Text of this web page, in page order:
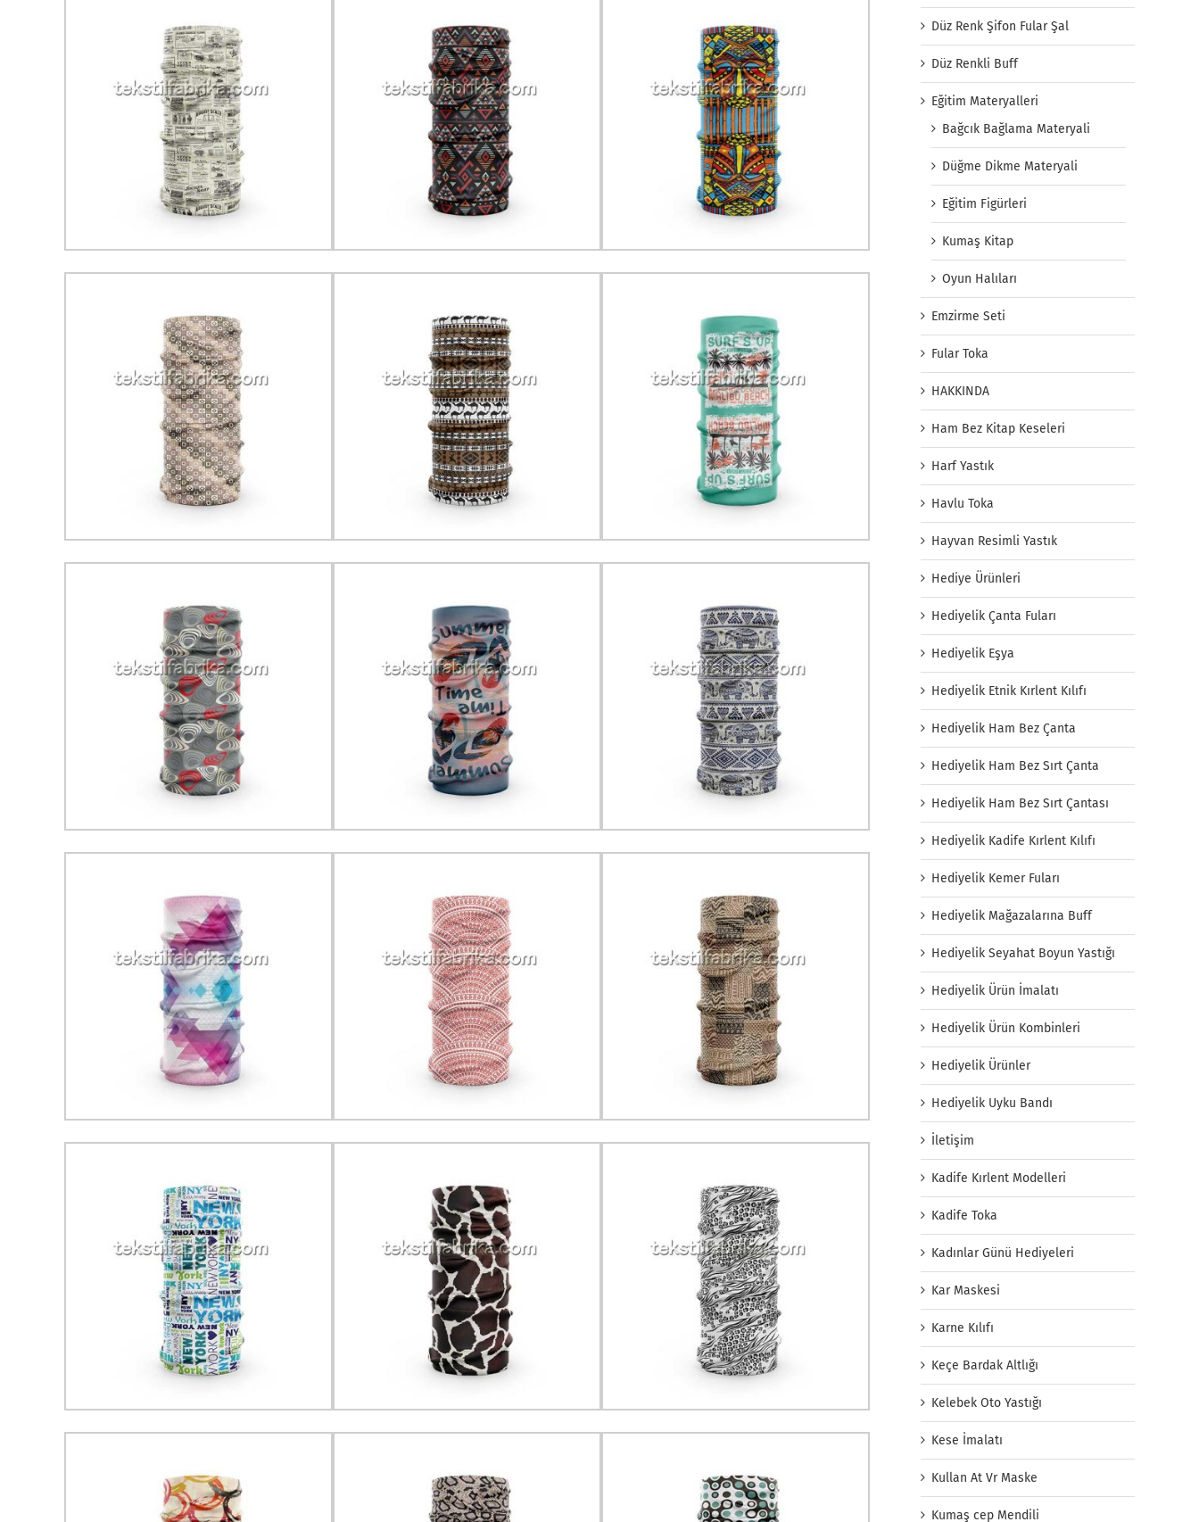
Düz Renk Şifon Fular Şal
Düz Renkli Buff
Eğitim Materyalleri
Bağcık Bağlama Materyali
Düğme Dikme Materyali
Eğitim Figürleri
Kumaş Kitap
Oyun Halıları
Emzirme Seti
Fular Toka
HAKKINDA
Ham Bez Kitap Keseleri
Harf Yastık
Havlu Toka
Hayvan Resimli Yastık
Hediye Ürünleri
Hediyelik Çanta Fuları
Hediyelik Eşya
Hediyelik Etnik Kırlent Kılıfı
Hediyelik Ham Bez Çanta
Hediyelik Ham Bez Sırt Çanta
Hediyelik Ham Bez Sırt Çantası
Hediyelik Kadife Kırlent Kılıfı
Hediyelik Kemer Fuları
Hediyelik Mağazalarına Buff
Hediyelik Seyahat Boyun Yastığı
Hediyelik Ürün İmalatı
Hediyelik Ürün Kombinleri
Hediyelik Ürünler
Hediyelik Uyku Bandı
İletişim
Kadife Kırlent Modelleri
Kadife Toka
Kadınlar Günü Hediyeleri
Kar Maskesi
Karne Kılıfı
Keçe Bardak Altlığı
Kelebek Oto Yastığı
Kese İmalatı
Kullan At Vr Maske
Kumaş cep Mendili